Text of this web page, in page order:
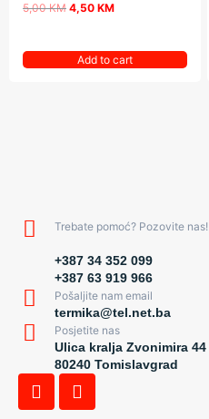
5,00KM 4,50 KM
Add to cart
Trebate pomoć? Pozovite nas!
+387 34 352 099
+387 63 919 966
Pošaljite nam email
termika@tel.net.ba
Posjetite nas
Ulica kralja Zvonimira 44
80240 Tomislavgrad